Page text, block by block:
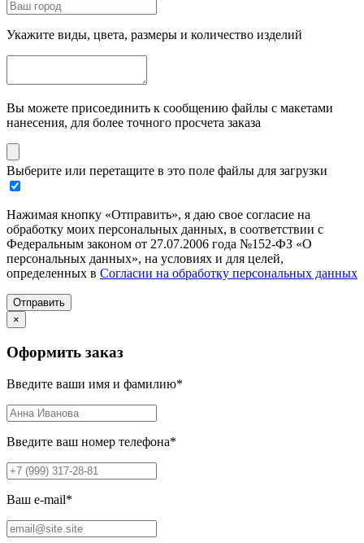
Укажите виды, цвета, размеры и количество изделий
Вы можете присоединить к сообщению файлы с макетами
нанесения, для более точного просчета заказа
Выберите или перетащите в это поле файлы для загрузки
Нажимая кнопку «Отправить», я даю свое согласие на
обработку моих персональных данных, в соответствии с
Федеральным законом от 27.07.2006 года №152-ФЗ «О
персональных данных», на условиях и для целей,
определенных в Согласии на обработку персональных данных
Отправить
×
Оформить заказ
Введите ваши имя и фамилию*
Введите ваш номер телефона*
Ваш e-mail*